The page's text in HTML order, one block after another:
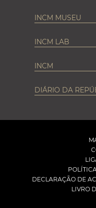
INCM MUSEU
INCM LAB
INCM
DIÁRIO DA
DECLARAÇÃO DE
LIVRO